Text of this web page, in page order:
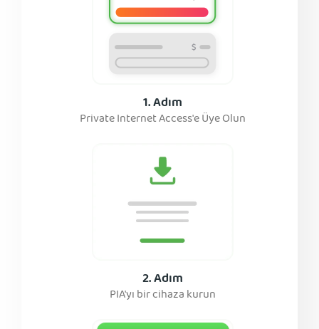
1. Adım
Private Internet Access'e Üye Olun
2. Adım
PIA'yı bir cihaza kurun